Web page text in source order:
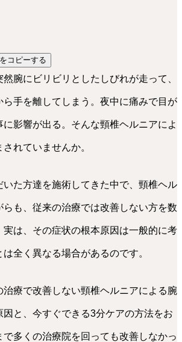
コピーする
腕にビリビリとしたしびれが走って、
ら手を離してしまう。夜中に痛みで目が
影響が出る。そんな頸椎ヘルニアによ
れていませんか。
いた方達を施術してきた中で、頸椎ヘル
らも、従来の治療では改善しない方を数
実は、その症状の根本原因は一般的に考
全く異なる場合があるのです。
治療で改善しない頸椎ヘルニアによる腕
と、今すぐできる3分ケアの方法をお
多くの治療院を回っても改善しなかっ